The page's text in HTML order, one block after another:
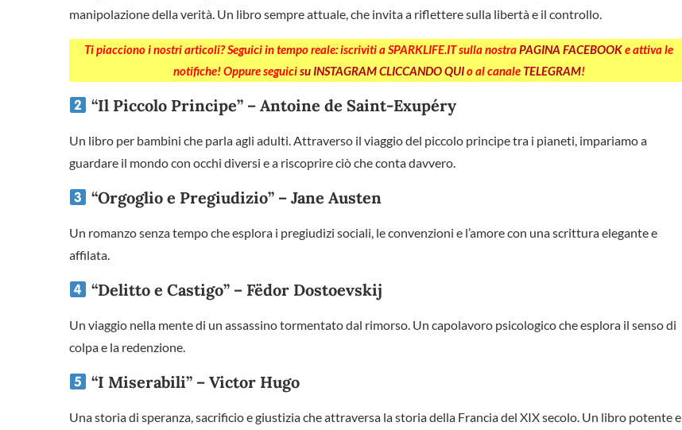
manipolazione della verità. Un libro sempre attuale, che invita a riflettere sulla libertà e il controllo.
Ti piacciono i nostri articoli? Seguici in tempo reale: iscriviti a SPARKLIFE.IT sulla nostraPAGINA FACEBOOKe attiva le
notifiche! Oppure seguicisu INSTAGRAM CLICCANDO QUIo al canale TELEGRAM!
“Il Piccolo Principe” – Antoine de Saint-Exupéry
Un libro per bambini che parla agli adulti. Attraverso il viaggio del piccolo principe tra i pianeti, impariamo a
guardare il mondo con occhi diversi e a riscoprire ciò che conta davvero.
“Orgoglio e Pregiudizio” – Jane Austen
Un romanzo senza tempo che esplora i pregiudizi sociali, le convenzioni e l’amore con una scrittura elegante e
affilata.
“Delitto e Castigo” – Fëdor Dostoevskij
Un viaggio nella mente di un assassino tormentato dal rimorso. Un capolavoro psicologico che esplora il senso di
colpa e la redenzione.
“I Miserabili” – Victor Hugo
Una storia di speranza, sacrificio e giustizia che attraversa la storia della Francia del XIX secolo. Un libro potente e